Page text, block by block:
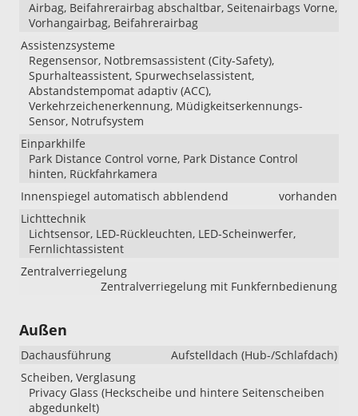
Airbag, Beifahrerairbag abschaltbar, Seitenairbags Vorne,
Vorhangairbag, Beifahrerairbag
Assistenzsysteme
Regensensor, Notbremsassistent (City-Safety),
Spurhalteassistent, Spurwechselassistent,
Abstandstempomat adaptiv (ACC),
Verkehrzeichenerkennung, Müdigkeitserkennungs-
Sensor, Notrufsystem
Einparkhilfe
Park Distance Control vorne, Park Distance Control
hinten, Rückfahrkamera
Innenspiegel automatisch abblendend
vorhanden
Lichttechnik
Lichtsensor, LED-Rückleuchten, LED-Scheinwerfer,
Fernlichtassistent
Zentralverriegelung
Zentralverriegelung mit Funkfernbedienung
Außen
Dachausführung
Aufstelldach (Hub-/Schlafdach)
Scheiben, Verglasung
Privacy Glass (Heckscheibe und hintere Seitenscheiben
abgedunkelt)